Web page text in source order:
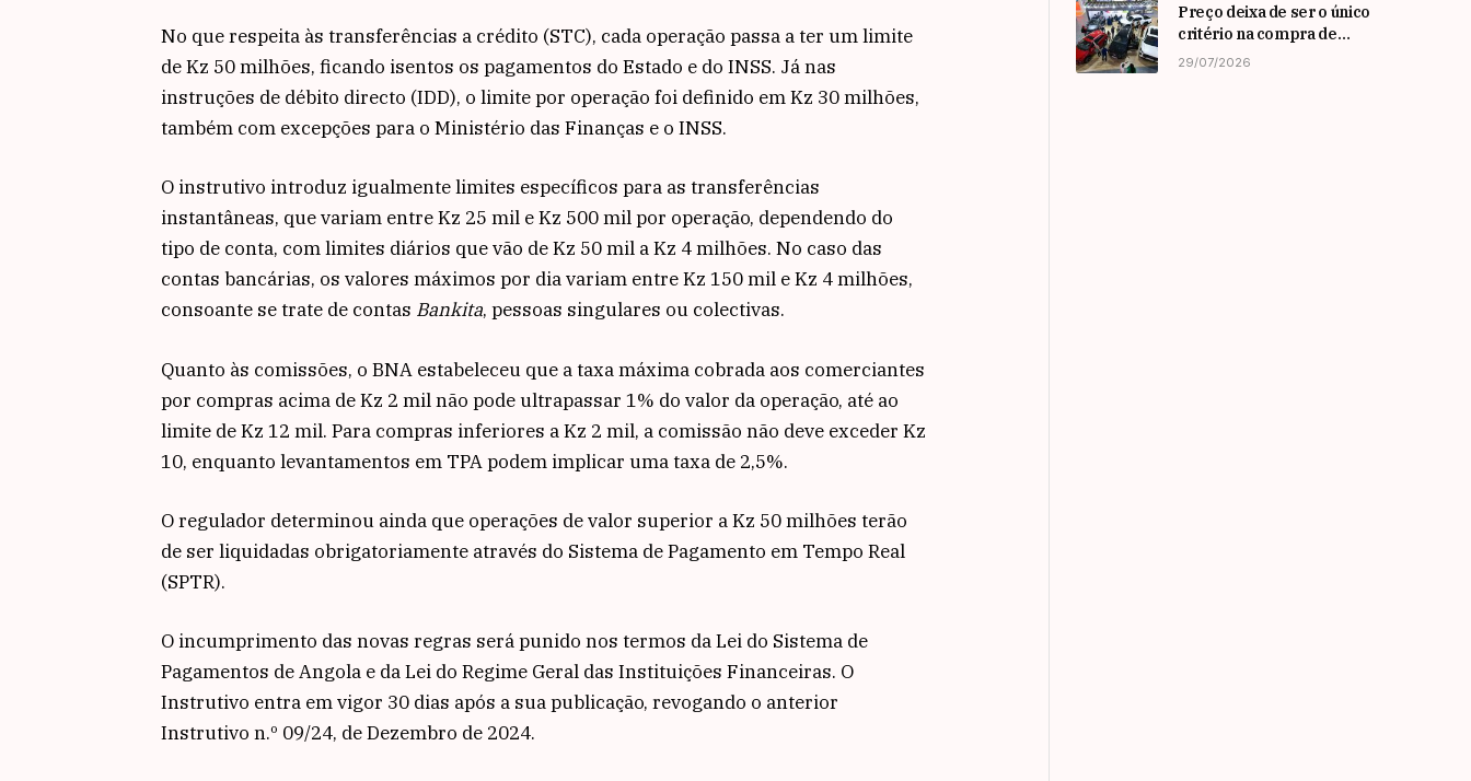
No que respeita às transferências a crédito (STC), cada operação passa a ter um limite
de Kz 50 milhões, ficando isentos os pagamentos do Estado e do INSS. Já nas
instruções de débito directo (IDD), o limite por operação foi definido em Kz 30 milhões,
também com excepções para o Ministério das Finanças e o INSS.
O instrutivo introduz igualmente limites específicos para as transferências
instantâneas, que variam entre Kz 25 mil e Kz 500 mil por operação, dependendo do
tipo de conta, com limites diários que vão de Kz 50 mil a Kz 4 milhões. No caso das
contas bancárias, os valores máximos por dia variam entre Kz 150 mil e Kz 4 milhões,
consoante se trate de contas Bankita, pessoas singulares ou colectivas.
Quanto às comissões, o BNA estabeleceu que a taxa máxima cobrada aos comerciantes
por compras acima de Kz 2 mil não pode ultrapassar 1% do valor da operação, até ao
limite de Kz 12 mil. Para compras inferiores a Kz 2 mil, a comissão não deve exceder Kz
10, enquanto levantamentos em TPA podem implicar uma taxa de 2,5%.
O regulador determinou ainda que operações de valor superior a Kz 50 milhões terão
de ser liquidadas obrigatoriamente através do Sistema de Pagamento em Tempo Real
(SPTR).
O incumprimento das novas regras será punido nos termos da Lei do Sistema de
Pagamentos de Angola e da Lei do Regime Geral das Instituições Financeiras. O
Instrutivo entra em vigor 30 dias após a sua publicação, revogando o anterior
Instrutivo n.º 09/24, de Dezembro de 2024.
Preço deixa de ser o único
critério na compra de
automóveis em angola
29/07/2026